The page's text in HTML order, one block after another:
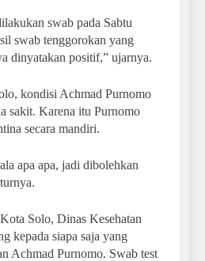
swab pada Sabtu
swab tenggorokan yang
dinyatakan positif,” ujarnya.
kondisi Achmad Purnomo
sakit. Karena itu Purnomo
secara mandiri.
apa apa, jadi dibolehkan
Solo, Dinas Kesehatan
kepada siapa saja yang
Achmad Purnomo. Swab test